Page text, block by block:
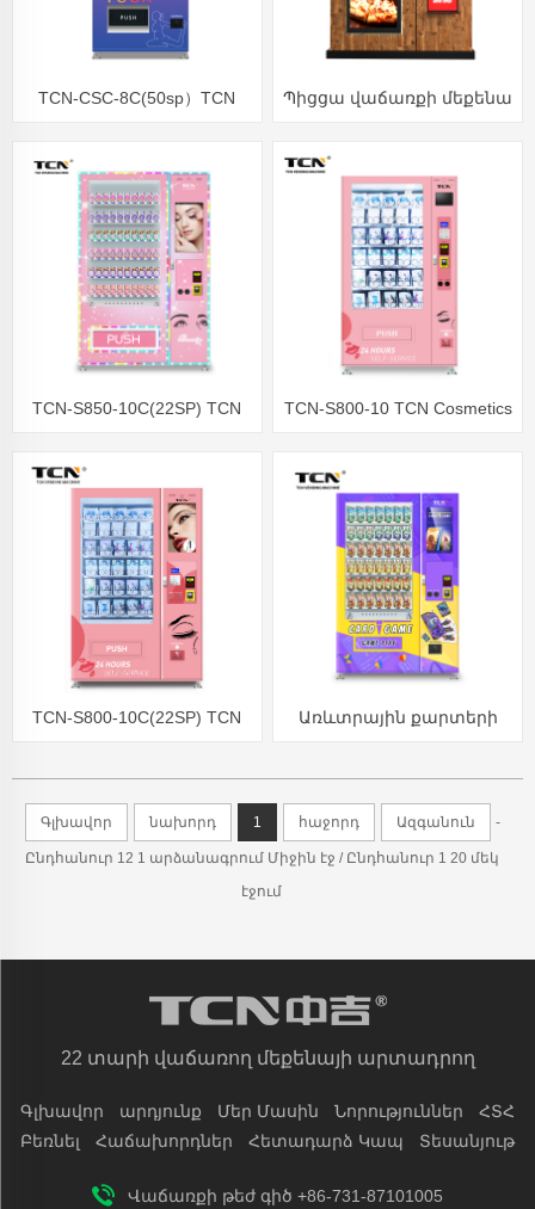
TCN-CSC-8C(50sp）TCN
մեքենա մարզադաշտի և
մարզասրահի համար
Պիցցա վաճառքի մեքենա
TCN-S850-10C(22SP) TCN
Դիմահարդարման Մաշկի
Խնամքի Գեղեցկության
Վաճառող մեքենա
TCN-S800-10 TCN Cosmetics
վաճառող մեքենա
TCN-S800-10C(22SP) TCN
թարթիչների վաճառքի
մեքենա
Առևտրային քարտերի
Գլխավոր նախորդ 1 հաջորդ Ազգանուն -
Ընդհանուր 12 1 արձանագրում Միջին էջ / Ընդհանուր 1 20 մեկ
էջում
22 տարի վաճառող մեքենայի արտադրող
Գլխավոր արդյունք Մեր Մասին Նորություններ
ՀՏՀ
Բեռնել
Հաճախորդներ Հետադարձ Կապ Տեսանյութ
Վաճառքի թեժ գիծ +86-731-87101005